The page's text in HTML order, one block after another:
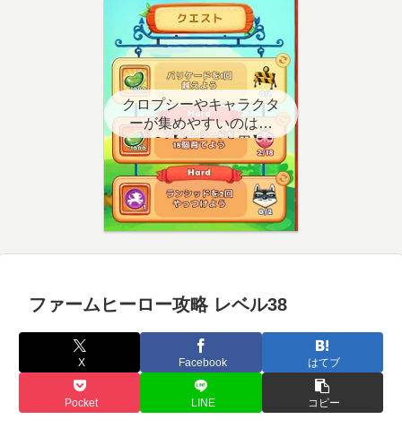
クロプシーやキャラクタ
ーが集めやすいのはど
こ？【クエスト用】
ファームヒーロー攻略 レベル38
X Facebook はてブ
Pocket LINE コピー